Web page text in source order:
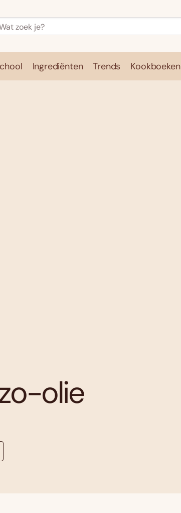
Ingrediënten Trends Kookboeken
olie